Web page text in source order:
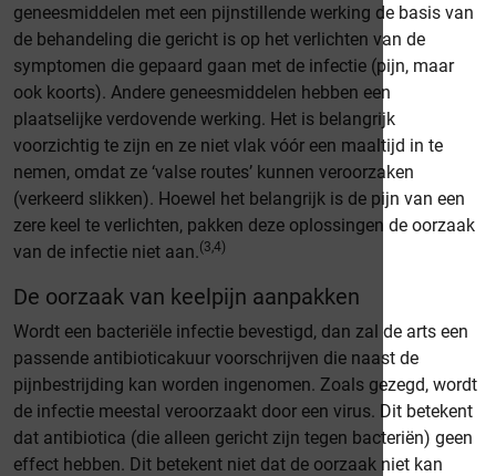
geneesmiddelen met een pijnstillende werking de basis van
de behandeling die gericht is op het verlichten van de
symptomen die gepaard gaan met de infectie (pijn, maar
ook koorts). Andere geneesmiddelen hebben een
plaatselijke verdovende werking. Het is belangrijk
voorzichtig te zijn en ze niet vlak vóór een maaltijd in te
nemen, omdat ze ‘valse routes’ kunnen veroorzaken
(verkeerd slikken). Hoewel het belangrijk is de pijn van een
zere keel te verlichten, pakken deze oplossingen de oorzaak
van de infectie niet aan.(3,4)
De oorzaak van keelpijn aanpakken
Wordt een bacteriële infectie bevestigd, dan zal de arts een
passende antibioticakuur voorschrijven die naast de
pijnbestrijding kan worden ingenomen. Zoals gezegd, wordt
de infectie meestal veroorzaakt door een virus. Dit betekent
dat antibiotica (die alleen gericht zijn tegen bacteriën) geen
effect hebben. Dit betekent niet dat de oorzaak niet kan